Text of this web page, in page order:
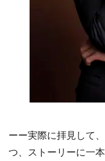
ーー実際に拝見して
つ、ストーリーに一